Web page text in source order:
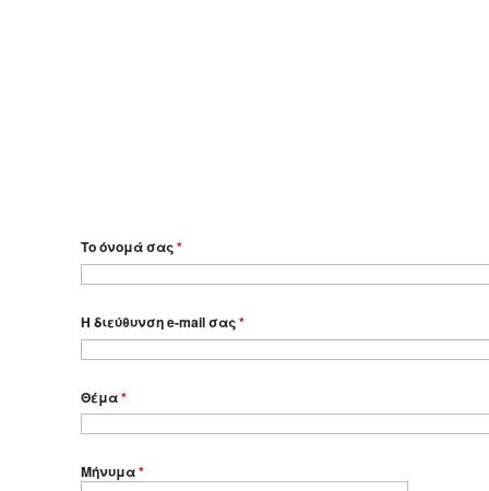
Το όνομά σας*
Η διεύθυνση e-mail σας*
Θέμα*
Μήνυμα*